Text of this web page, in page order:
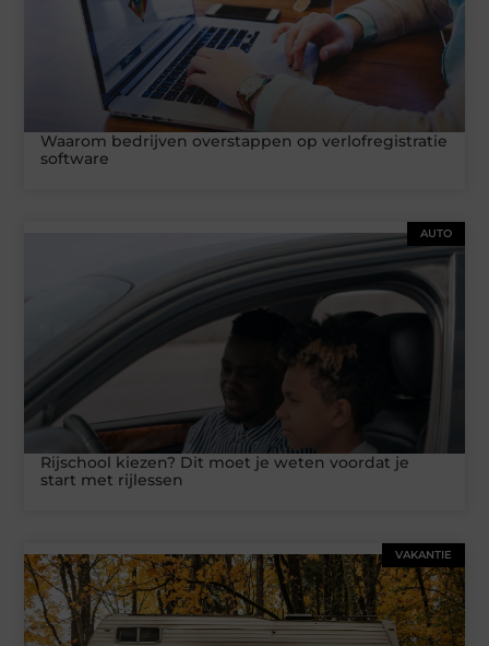
Waarom bedrijven overstappen op verlofregistratie
software
AUTO
Rijschool kiezen? Dit moet je weten voordat je
start met rijlessen
VAKANTIE